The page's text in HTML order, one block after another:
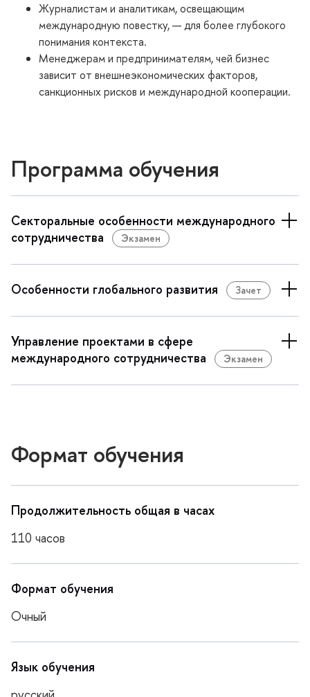
Журналистам и аналитикам, освещающим
международную повестку, — для более глубокого
понимания контекста.
Менеджерам и предпринимателям, чей бизнес
зависит от внешнеэкономических факторов,
санкционных рисков и международной кооперации.
Программа обучения
Секторальные особенности международного
сотрудничества
Экзамен
Особенности глобального развития Зачет
Управление проектами в сфере
международного сотрудничества
Экзамен
Формат обучения
Продолжительность общая в часах
110 часо
Формат обучения
Очный
Язык обучения